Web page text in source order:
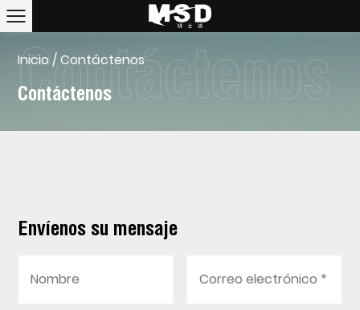
Inicio/Contáctenos
Contáctenos
Envíenos su mensaje